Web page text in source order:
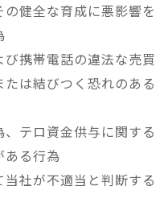
健全な育成に悪影響を
携帯電話の違法な売買
は結びつく恐れのある
テロ資金供与に関する
ある行為
社が不適当と判断する